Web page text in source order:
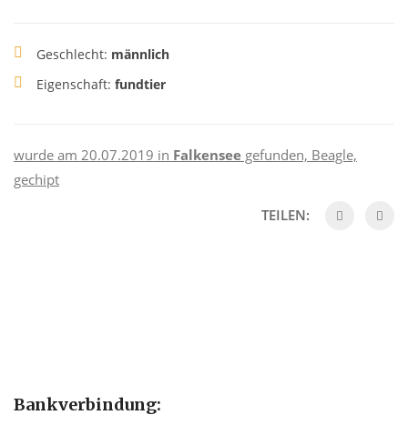
Geschlecht: männlich
Eigenschaft: fundtier
wurde am 20.07.2019 in Falkensee gefunden, Beagle,
gechipt
TEILEN:
Bankverbindung: